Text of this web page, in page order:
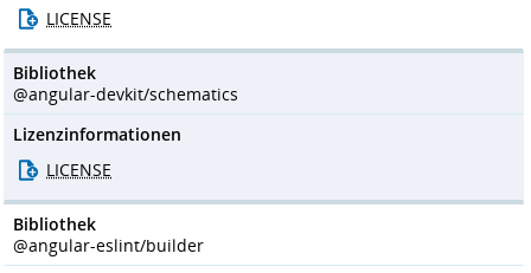
LICENSE
Bibliothek
@angular-devkit/schematics
Lizenzinformationen
LICENSE
Bibliothek
@angular-eslint/builder